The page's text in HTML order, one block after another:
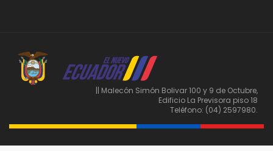
|| Malecón Simón Bolivar 100 y 9 de Octubre,
Edificio La Previsora piso 18
Teléfono: (04) 2597980.